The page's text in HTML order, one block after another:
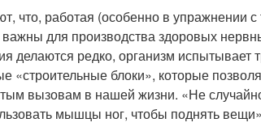
что, работая (особенно в
для производства здоровых
делаются редко, организм испытывает
«строительные блоки», которые
вызовам в нашей жизни. «Не
мышцы ног, чтобы поднять